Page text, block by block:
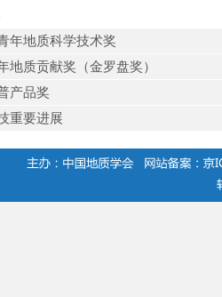
年地质科学技术奖
地质贡献奖（金罗盘奖）
产品奖
重要进展